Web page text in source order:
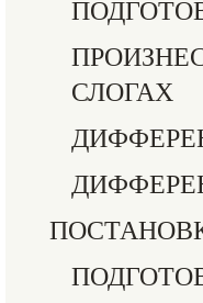
СЛОГАХ